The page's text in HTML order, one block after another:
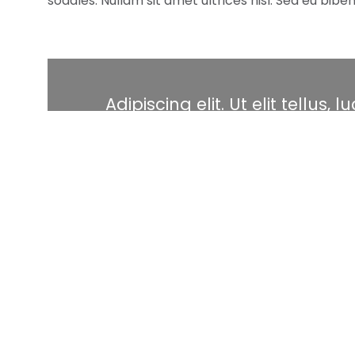
Adipiscing elit. Ut elit tellus,